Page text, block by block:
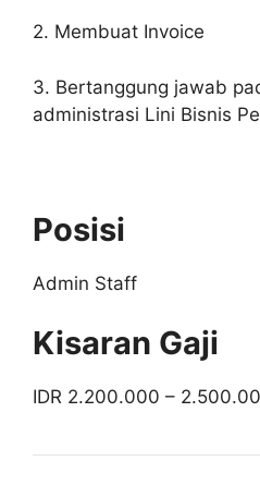
2. Membuat Invoice
3. Bertanggung jawab
administrasi Lini Bisnis
Posisi
Admin Staff
Kisaran Gaji
IDR 2.200.000 –